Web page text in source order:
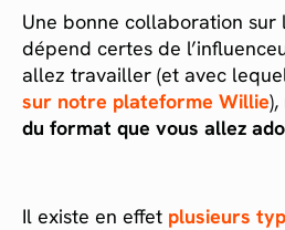
Une bonne collaboration sur
dépend certes de
allez travailler (et avec
sur notre plateforme Willie
du format que vous allez
Il existe en effet plusieurs